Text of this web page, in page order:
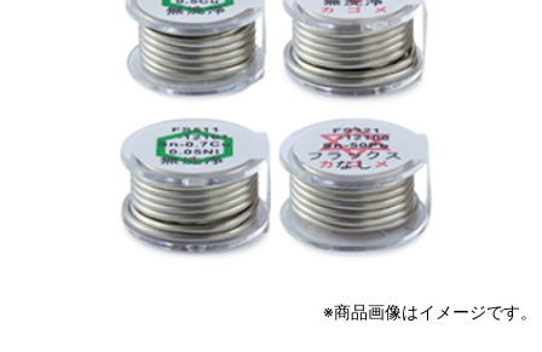
※商品画像はイメージです。